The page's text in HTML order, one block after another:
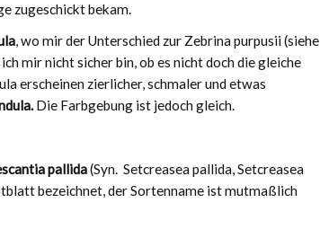
zugeschickt bekam.
, wo mir der Unterschied zur Zebrina purpusii (siehe
mir nicht sicher bin, ob es nicht doch die gleiche
erscheinen zierlicher, schmaler und etwas
Die Farbgebung ist jedoch gleich.
pallida(Syn. Setcreasea pallida, Setcreasea
bezeichnet, der Sortenname ist mutmaßlich